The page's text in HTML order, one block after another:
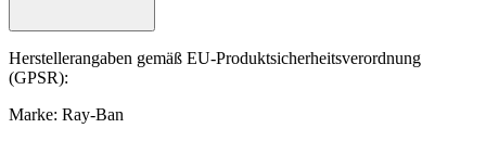
Herstellerangaben gemäß EU-Produktsicherheitsverordnung
(GPSR):
Marke: Ray-Ban